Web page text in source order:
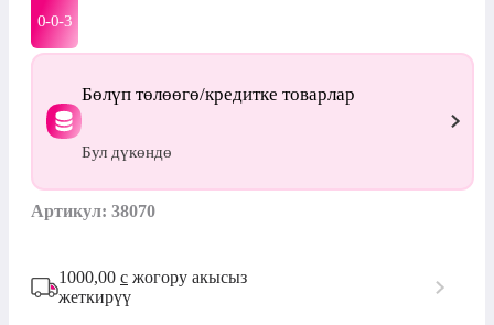
0-0-3
Бөлүп төлөөгө/кредитке товарлар
Бул дүкөндө
Артикул: 38070
1000,00 с жогору акысыз
жеткирүү